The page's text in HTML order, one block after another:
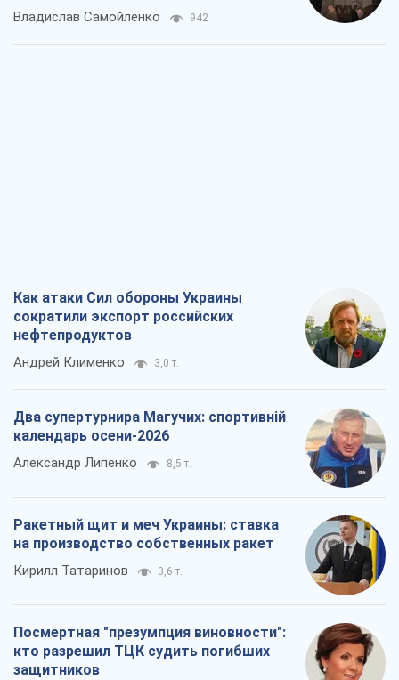
Владислав Самойленко 942
Как атаки Сил обороны Украины
сократили экспорт российских
нефтепродуктов
Андрей Клименко 3,0 т.
Два супертурнира Магучих: спортивній
календарь осени-2026
Александр Липенко 8,5 т.
Ракетный щит и меч Украины: ставка
на производство собственных ракет
Кирилл Татаринов 3,6 т.
Посмертная "презумпция виновности":
кто разрешил ТЦК судить погибших
защитников